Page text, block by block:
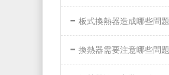
- 板式換熱器造成哪些問題
- 換熱器需要注意哪些問題